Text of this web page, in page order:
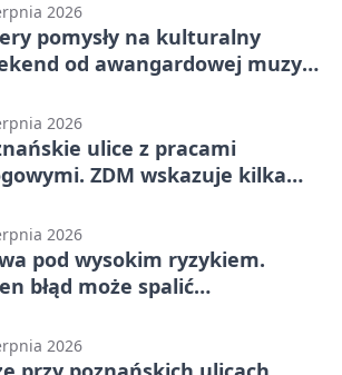
2026
pomysły na kulturalny
od awangardowej muzyki
2026
ulice z pracami
ZDM wskazuje kilka
2026
pod wysokim ryzykiem.
błąd może spalić
2026